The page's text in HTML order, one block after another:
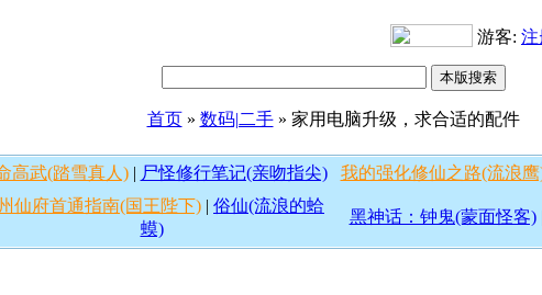
游客: 注
首页» 数码|二手» 家用电脑升级，求合适的配件
高武(踏雪真人)| 尸怪修行笔记(亲吻指尖) 我的强化修仙之路(流浪鹰
仙府首通指南(国王陛下) | 俗仙(流浪的蛤
蟆)
黑神话：钟鬼(蒙面怪客)|